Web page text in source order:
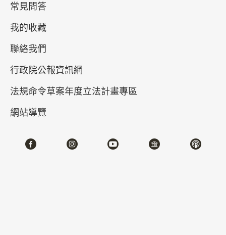
故宮文物月刊489期（2023.12）
常見問答
我的收藏
聯絡我們
行政院公報資訊網
法規命令草案年度立法計畫專區
網站導覽